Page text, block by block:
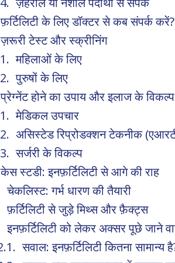
फ़र्टिलिटी के लिए डॉक्टर से कब संपर्क करें?
ज़रूरी टेस्ट और स्क्रीनिंग
महिलाओं के लिए
पुरुषों के लिए
प्रेग्नेंट होने का उपाय और इलाज के विकल्प
मेडिकल उपचार
असिस्टेड रिप्रोडक्शन टेकनीक
सर्जरी के विकल्प
केस स्टडी: इनफ़र्टिलिटी से आगे की राह
चेकलिस्ट: गर्भ धारण की तैयारी
फ़र्टिलिटी से जुड़े मिथ्स और फ़ैक्ट्स
इनफ़र्टिलिटी को लेकर अक्सर पूछे जाने
सवाल: इनफ़र्टिलिटी कितना सामान्य